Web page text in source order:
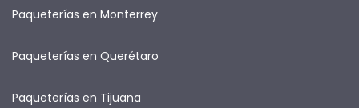
Paqueterías en Monterrey
Paqueterías en Querétaro
Paqueterías en Tijuana